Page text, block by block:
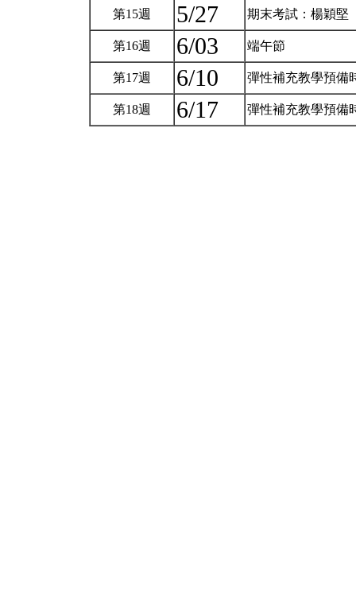
第15週 5/27 期末考試：楊穎堅
第16週 6/03 端午節
第17週 6/10 彈性補充教學預備
第18週 6/17 彈性補充教學預備